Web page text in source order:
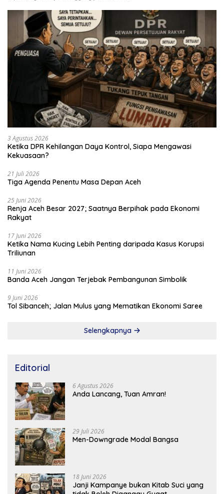
3 Agustus 2026
Ketika DPR Kehilangan Daya Kontrol, Siapa Mengawasi
Kekuasaan?
21 Juli 2026
Tiga Agenda Penentu Masa Depan Aceh
25 Juni 2026
Renja Aceh Besar 2027; Saatnya Berpihak pada Ekonomi
Rakyat
17 Juni 2026
Ketika Nama Kucing Lebih Penting daripada Kasus Korupsi
Triliunan
11 Juni 2026
Banda Aceh Jangan Terjebak Pembangunan Simbolik
9 Juni 2026
Tol Sibanceh; Jalan Mulus yang Mematikan Ekonomi Saree
Selengkapnya
Editorial
6 Agustus 2026
Anda Lancang, Tuan Amran!
29 Juli 2026
Men-Downgrade Modal Bangsa
18 Juni 2026
Janji Kampanye bukan Kitab Suci yang